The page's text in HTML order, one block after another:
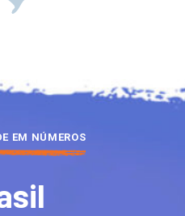
EM NÚMEROS